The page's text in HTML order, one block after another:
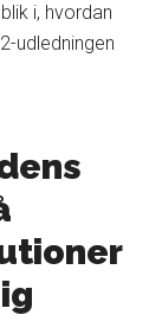
i, hvordan
udledningen